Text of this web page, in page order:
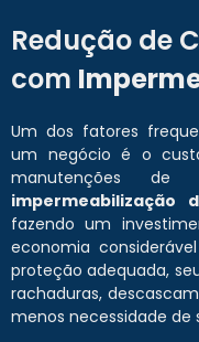
Redução de
com
Um dos fatores
um negócio é o
manutenções de
impermeabilização
fazendo um
economia
proteção adequada,
rachaduras,
menos necessidade de